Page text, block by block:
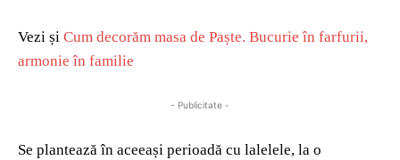
Vezi și Cum decorăm masa de Paște. Bucurie în farfurii,
armonie în familie
- Publicitate -
Se plantează în aceeași perioadă cu lalelele, la o